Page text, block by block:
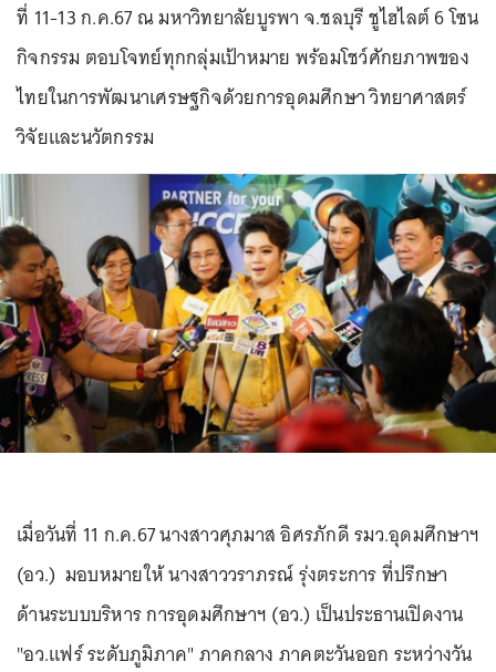
ที่ 11-13 ก.ค.67 ณ มหาวิทยาลัยบูรพา จ.ชลบุรี ชูไฮไลต์ 6 โซน
กิจกรรม ตอบโจทย์ทุกกลุ่มเป้าหมาย พร้อมโชว์ศักยภาพของ
ไทยในการพัฒนาเศรษฐกิจด้วยการอุดมศึกษา วิทยาศาสตร์
วิจัยและนวัตกรรม
เมื่อวันที่ 11 ก.ค.67 นางสาวศุภมาส อิศรภักดี รมว.อุดมศึกษาฯ
(อว.) มอบหมายให้ นางสาววราภรณ์ รุ่งตระการ ที่ปรึกษา
ด้านระบบบริหาร การอุดมศึกษาฯ (อว.) เป็นประธานเปิดงาน
"อว.แฟร์ ระดับภูมิภาค" ภาคกลาง ภาคตะวันออก ระหว่างวัน